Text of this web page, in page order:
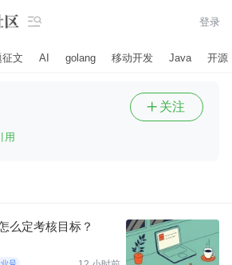
 登录
征文 AI golang 移动开发 Java 开源
用
 关注
么定考核目标？